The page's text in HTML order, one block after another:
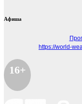
Афиша
https://world-
16+